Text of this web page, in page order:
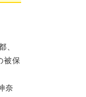
、
被保
奈